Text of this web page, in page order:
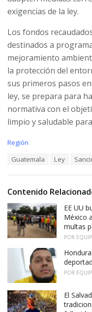
exigencias de la ley.
Los fondos
destinados a
mejoramiento
la protección del
sus primeros pasos
ley, se prepara para
normativa con el
limpio y saludable
C
r
i
e
s
Región
:
Guatemala Ley
Contenido
EE UU
México
multas
POR
POR
El